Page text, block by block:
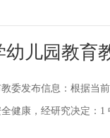
儿园教育
委发布信息：根据当
健康，经研究决定：1